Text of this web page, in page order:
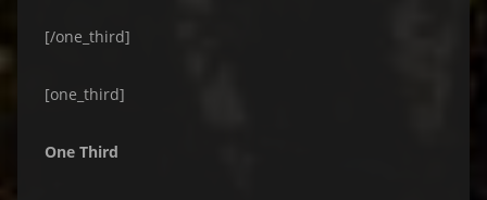
[/one_third]
[one_third]
One Third